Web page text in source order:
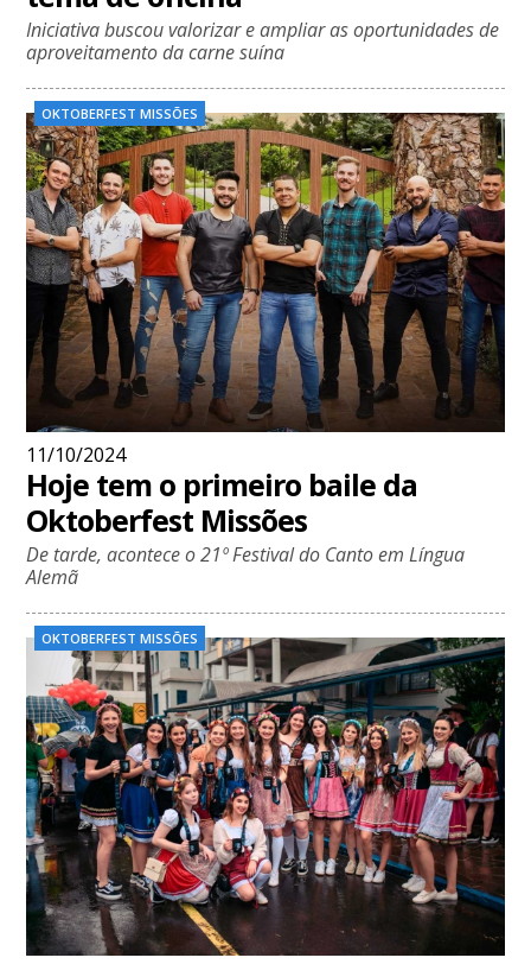
Iniciativa buscou valorizar e ampliar as oportunidades de
aproveitamento da carne suína
OKTOBERFEST MISSÕES
11/10/2024
Hoje tem o primeiro baile da
Oktoberfest Missões
De tarde, acontece o 21º Festival do Canto em Língua
Alemã
OKTOBERFEST MISSÕES